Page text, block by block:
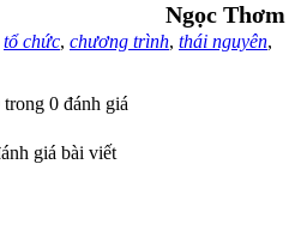
Ngọc Thơm
tổ chức, chương trình, thái nguyên,
0 đánh giá
giá bài viết